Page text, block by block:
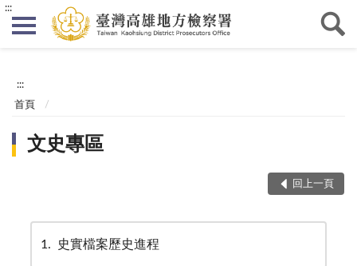
:::
:::
首頁
文史專區
回上一頁
1 史實檔案歷史進程